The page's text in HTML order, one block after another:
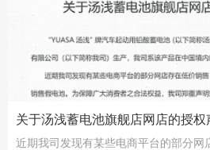
关于汤浅蓄电池旗舰店网店的授权
近期我司发现有某些电商平台的部分网